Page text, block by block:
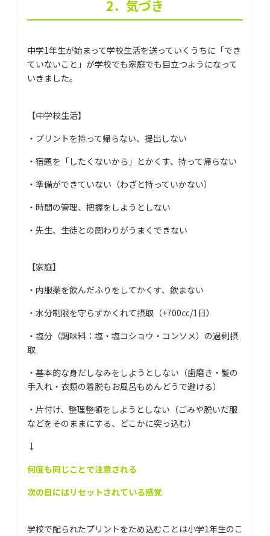
2．気づき
中学1年生が始まって学校生活を送っていくうちに「でき
ていないこと」が学校でも家庭でも目立つようになって
いきました。
【中学校生活】
・プリントを持って帰らない、提出しない
・宿題を「したくないから」とかくす、持って帰らない
・準備ができていない（わざと持っていかない）
・時間の管理、把握をしようとしない
・先生、生徒との関わりがうまくできない
【家庭】
・内服薬を飲んだふりをしてかくす、飲まない
・水分制限を守らずかくれて摂取（+700㏄/1日）
・塩分（調味料：塩・塩コショウ・コンソメ）の過剰摂
取
・基本的な身だしなみをしようとしない（歯磨き・髪の
手入れ・衣類の着脱もお風呂もめんどうで避ける）
・片付け、整理整頓をしようとしない（ごみや脱いだ服
などをそのままにする、どこかに突っ込む）
↓
何度も同じことで注意される
次の日にはリセットされている感覚
学校で配られたプリントをため込むことは小学1年生のこ